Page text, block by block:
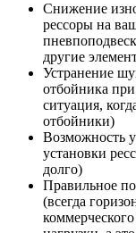
Снижение
рессоры на
другие
Устранение
отбойника
ситуация,
отбойники)
Возможность
установки
долго)
Правильное
(всегда